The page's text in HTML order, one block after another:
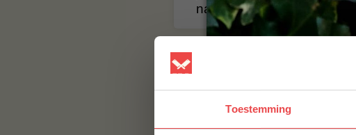
Toestemming
naar:info@bbquality.nl.